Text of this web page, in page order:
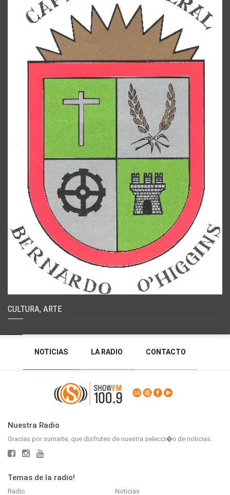
CULTURA, ARTE
NOTICIAS LA RADIO CONTACTO
PROGRAMACIÓN RADIO EN VIVO
DEJAR MENSAJE
Nuestra Radio
Gracias por sumarte, que disfrutes de nuestra selecci�n de noticias.
Temas de la radio!
Radio Noticias